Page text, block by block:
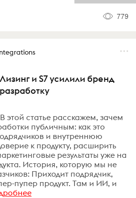
779
и S7 усилили бренд
этой статье расскажем, зачем
публичным: как это
и внутреннюю
к продукту, расширить
результаты уже на
История, которую мы не
Приходит подрядчик,
пупер продукт. Там и ИИ, и